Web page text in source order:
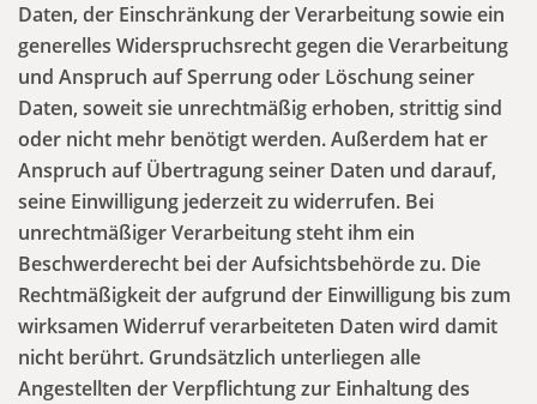
Daten, der Einschränkung der Verarbeitung sowie ein
generelles Widerspruchsrecht gegen die Verarbeitung
und Anspruch auf Sperrung oder Löschung seiner
Daten, soweit sie unrechtmäßig erhoben, strittig sind
oder nicht mehr benötigt werden. Außerdem hat er
Anspruch auf Übertragung seiner Daten und darauf,
seine Einwilligung jederzeit zu widerrufen. Bei
unrechtmäßiger Verarbeitung steht ihm ein
Beschwerderecht bei der Aufsichtsbehörde zu. Die
Rechtmäßigkeit der aufgrund der Einwilligung bis zum
wirksamen Widerruf verarbeiteten Daten wird damit
nicht berührt. Grundsätzlich unterliegen alle
Angestellten der Verpflichtung zur Einhaltung des